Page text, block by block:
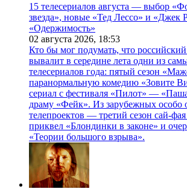
15 телесериалов августа — выбор
звезда», новые «Тед Лессо» и «Джек
«Одержимость»
02 августа 2026, 18:53
Кто бы мог подумать, что
вывалит в середине лета одни из
телесериалов года: пятый сезон
паранормальную комедию «Зовите
сериал с фестиваля «Пилот» —
драму «Фейк». Из зарубежных особо
телепроектов — третий сезон сай-
приквел «Блондинки в законе» и
«Теории большого взрыва».